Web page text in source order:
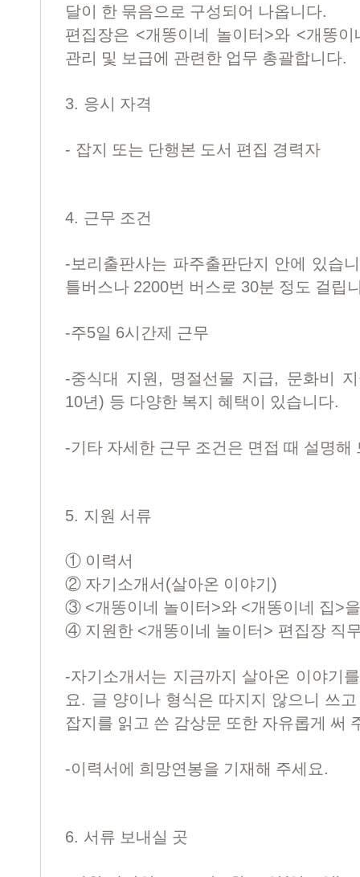
달이 한 묶음으로 구성되어 나옵니다.
편집장은 <개똥이네 놀이터 >와 <개똥이
관리 및 보급에 관련한 업무 총괄합니다.
3. 응시 자격
- 잡지 또는 단행본 도서 편집 경력자
4. 근무 조건
-보리출판사는 파주출판단지 안에 있습
틀버스나 2200번 버스로 30분 정도 걸립
-주5일 6시간제 근무
-중식대 지원 , 명절선물 지급, 문화비
10년) 등 다양한 복지 혜택이 있습니다.
-기타 자세한 근무 조건은 면접 때 설명해
5. 지원 서류
① 이력서
② 자기소개서 (살아온 이야기 )
③ <개똥이네 놀이터 >와 <개똥이네 집>
④ 지원한 <개똥이네 놀이터 > 편집장 직
-자기소개서는 지금까지 살아온 이야기
요. 글 양이나 형식은 따지지 않으니 쓰
잡지를 읽고 쓴 감상문 또한 자유롭게 써
-이력서에 희망연봉을 기재해 주세요.
6. 서류 보내실 곳